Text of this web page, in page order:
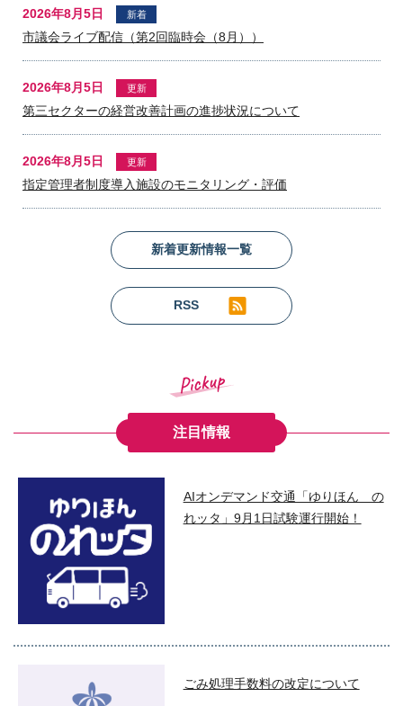
2026年8月5日 新着
市議会ライブ配信（第2回臨時会（8月））
2026年8月5日 更新
第三セクターの経営改善計画の進捗状況について
2026年8月5日 更新
指定管理者制度導入施設のモニタリング・評価
新着更新情報一覧
RSS
注目情報
AIオンデマンド交通「ゆりほん の
れッタ」9月1日試験運行開始！
ごみ処理手数料の改定について